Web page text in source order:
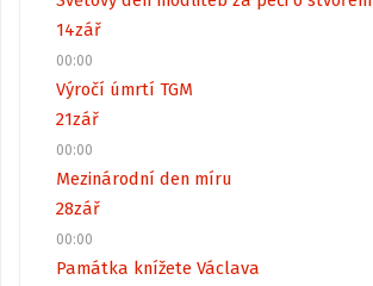
14zář
00:00
Výročí úmrtí TGM
21zář
00:00
Mezinárodní den míru
28zář
00:00
Památka knížete Václava